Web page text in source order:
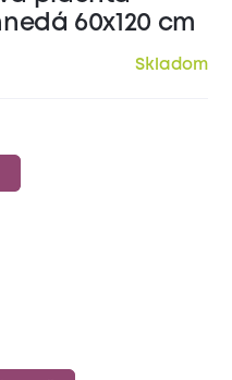
60x120 cm
Skladom